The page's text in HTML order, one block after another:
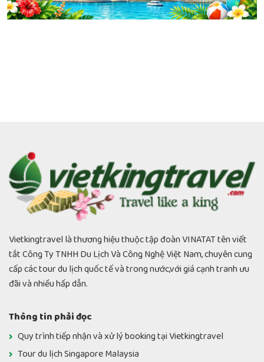
Vietkingtravel là thương hiệu thuộc tập đoàn VINATAT tên viết
tắt Công Ty TNHH Du Lịch Và Công Nghệ Việt Nam, chuyên cung
cấp các tour du lịch quốc tế và trong nước,với giá cạnh tranh ưu
đãi và nhiều hấp dẫn.
Thông tin phải đọc
Quy trình tiếp nhận và xử lý booking tại Vietkingtravel
Tour du lịch Singapore Malaysia